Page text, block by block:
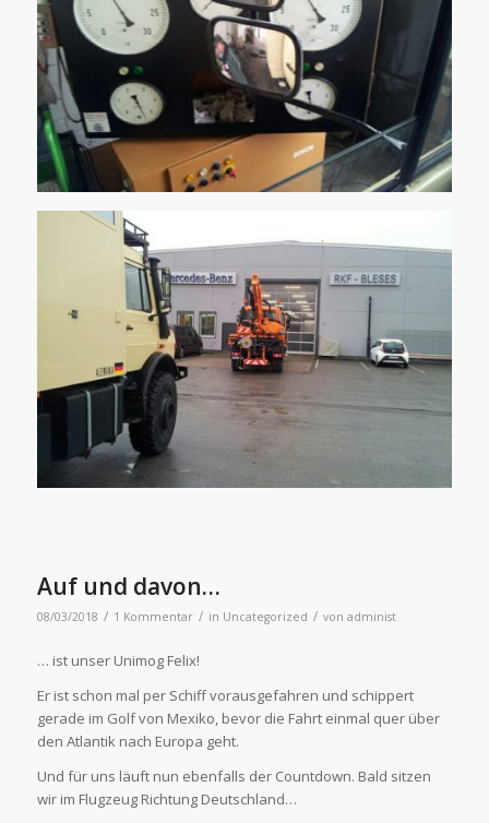
Auf und davon…
08/03/2018 / 1 Kommentar / in Uncategorized / von administ
… ist unser Unimog Felix!
Er ist schon mal per Schiff vorausgefahren und schippert
gerade im Golf von Mexiko, bevor die Fahrt einmal quer über
den Atlantik nach Europa geht.
Und für uns läuft nun ebenfalls der Countdown. Bald sitzen
wir im Flugzeug Richtung Deutschland…